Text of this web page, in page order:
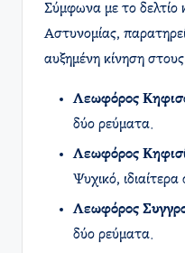
Σύμφωνα με το δελτίο
Αστυνομίας,
αυξημένη κίνηση
Λεωφόρος
δύο ρεύματα.
Λεωφόρος
Ψυχικό,
Λεωφόρος
δύο ρεύματα.